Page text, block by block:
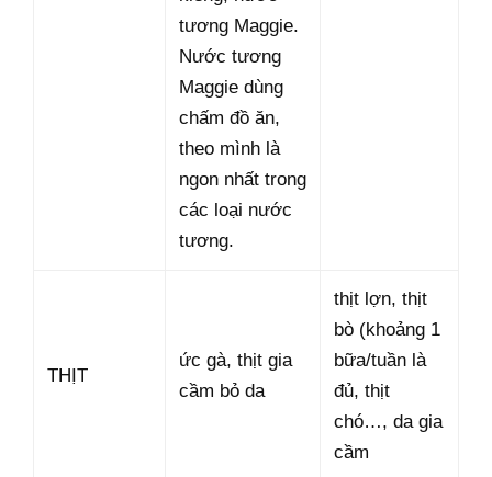
tương Maggie.
Nước tương
Maggie dùng
chấm đồ ăn,
theo mình là
ngon nhất trong
các loại nước
tương.
THỊT
ức gà, thịt gia
cầm bỏ da
thịt lợn, thịt
bò (khoảng 1
bữa/tuần là
đủ, thịt
chó…, da gia
cầm